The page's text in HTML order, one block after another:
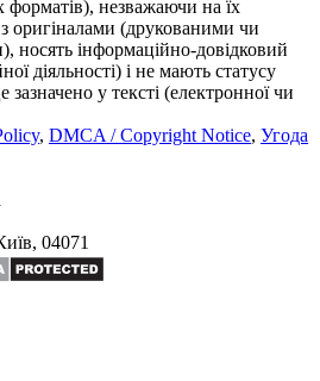
форматів), незважаючи на їх
з оригіналами (друкованими чи
носять інформаційно-довідковий
діяльності) і не мають статусу
зазначено у тексті (електронної чи
, DMCA / Copyright Notice, Угода
04071